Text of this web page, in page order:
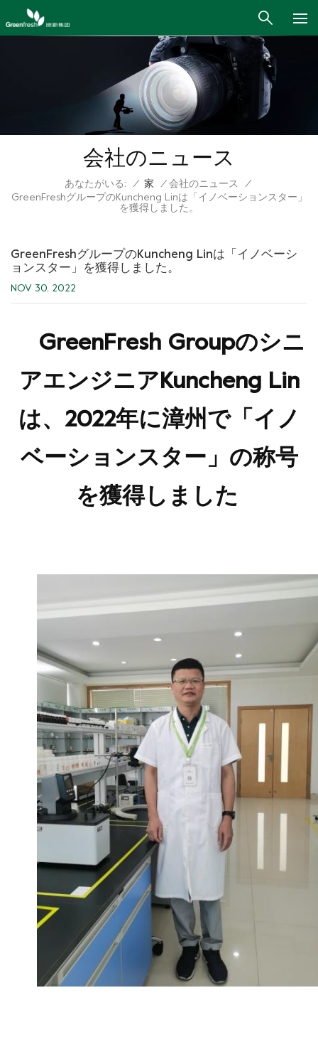
会社のニュース
あなたがいる: / 家 / 会社のニュース
/
GreenFreshグループのKuncheng Linは「イノベーションスター」
を獲得しました。
GreenFreshグループのKuncheng Linは「イノベーシ
ョンスター」を獲得しました。
NOV 30, 2022
GreenFresh Groupのシニ
アエンジニアKuncheng Lin
は、2022年に漳州で「イノ
ベーションスター」の称号
を獲得しました